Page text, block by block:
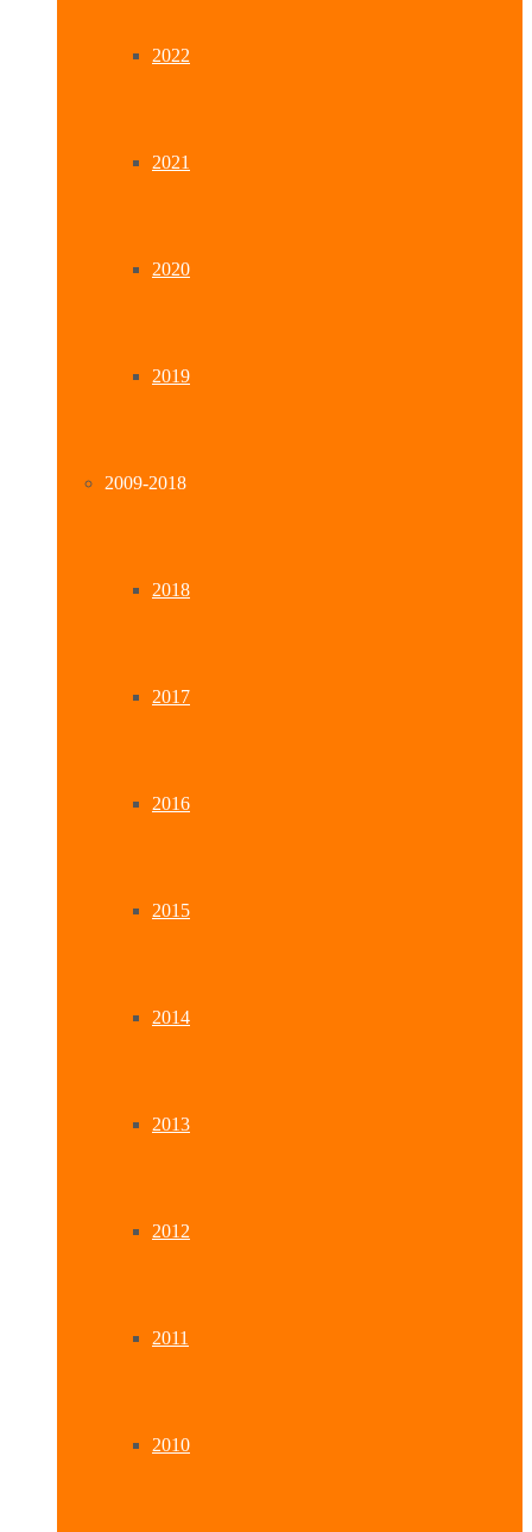
2022
2021
2020
2019
2009-2018
2018
2017
2016
2015
2014
2013
2012
2011
2010